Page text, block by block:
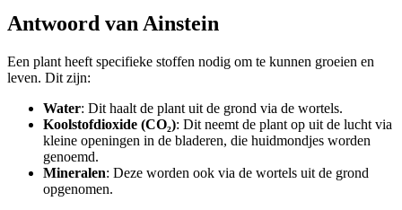
Antwoord van Ainstein
Een plant heeft specifieke stoffen nodig om te kunnen groeien en
leven. Dit zijn:
Water: Dit haalt de plant uit de grond via de wortels.
Koolstofdioxide (CO₂): Dit neemt de plant op uit de lucht via
kleine openingen in de bladeren, die huidmondjes worden
genoemd.
Mineralen: Deze worden ook via de wortels uit de grond
opgenomen.